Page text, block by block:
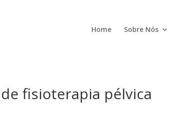
Home Sobre Nós
fisioterapia pélvica